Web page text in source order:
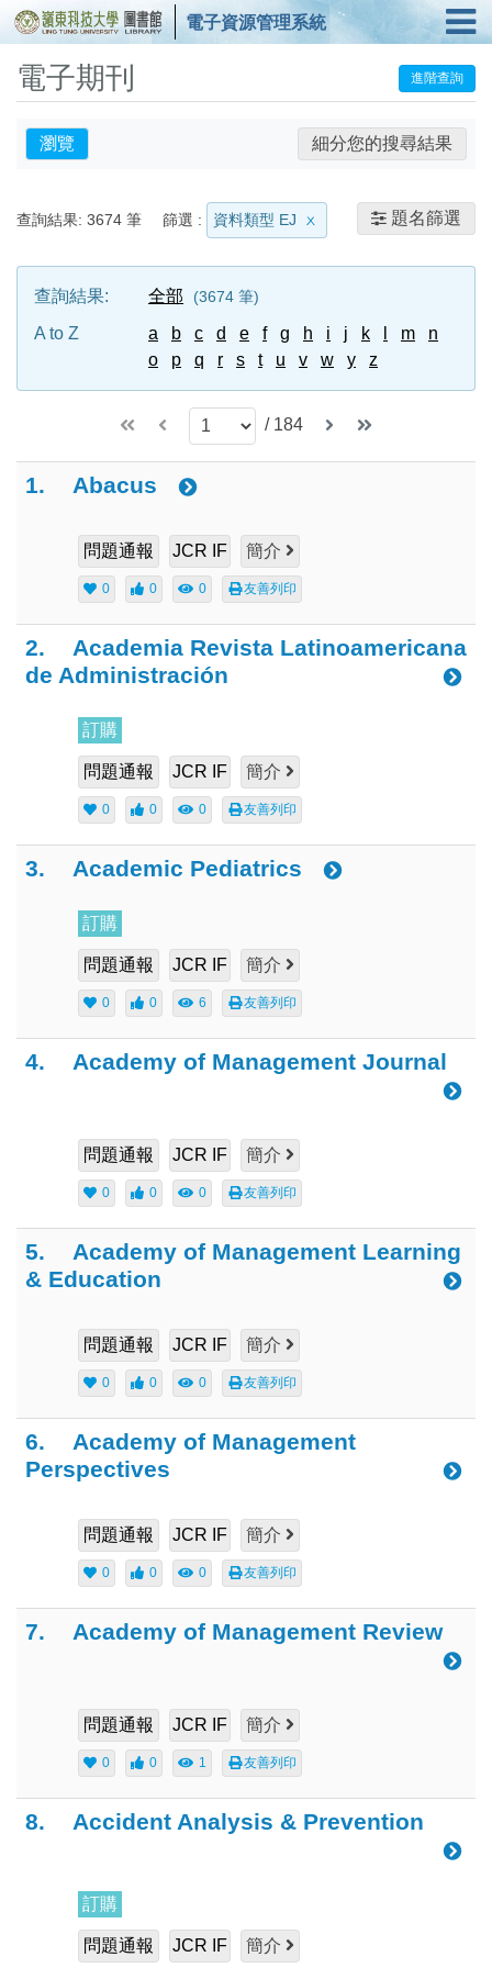
電子資源管理系統
電子期刊 進階查詢
瀏覽 細分您的搜尋結果
題名篩選
查詢結果: 3674 筆 篩選 : 資料類型 EJ
查詢結果: 全部 3674 筆
A to Z a b c d e f g h i j k m
n
o
p q r s t u v w y z
/ 184
1. Abacus
問題通報 JCR IF 簡介
0 0 0 友善列印
2.
Academia Revista Latinoamericana
de Administración
訂購
問題通報 JCR IF 簡介
0 0 0 友善列印
3. Academic Pediatrics
訂購
問題通報 JCR IF 簡介
0 0 6 友善列印
4. Academy of Management Journal
問題通報 JCR IF 簡介
0 0 0 友善列印
5.
Academy of Management Learning
& Education
問題通報 JCR IF 簡介
0 0 0 友善列印
6.
Academy of Management
Perspectives
問題通報 JCR IF 簡介
0 0 0 友善列印
7. Academy of Management Review
問題通報 JCR IF 簡介
0 0 1 友善列印
8. Accident Analysis & Prevention
訂購
問題通報 JCR IF 簡介